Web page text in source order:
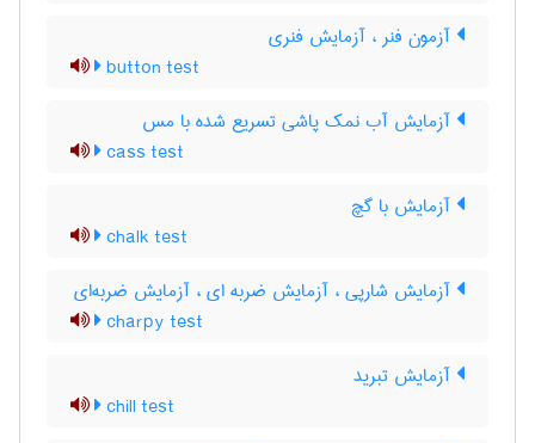
آزمون فنر ، آزمایش فنری
button test
آزمایش آب نمک پاشی تسریع شده با مس
cass test
آزمایش با گچ
chalk test
آزمایش شارپی ، آزمایش ضربه ای ، آزمایش ضربه‌ای
charpy test
آزمایش تبرید
chill test